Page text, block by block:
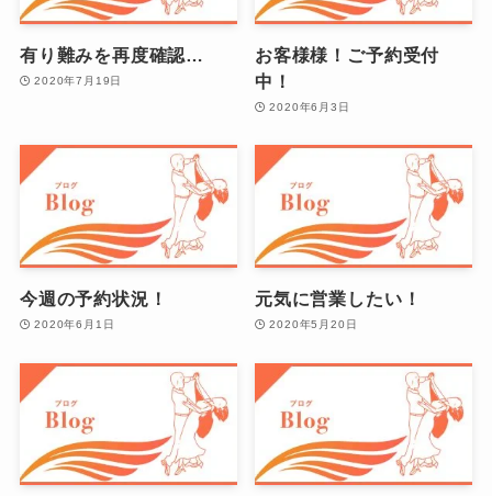
有り難みを再度確認…
2020年7月19日
お客様様！ご予約受付
中！
2020年6月3日
今週の予約状況！
2020年6月1日
元気に営業したい！
2020年5月20日